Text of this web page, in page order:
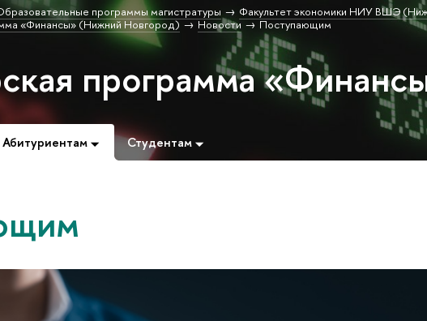
программы магистратуры
Факультет экономики НИУ ВШЭ
«Финансы» (Нижний Новгород) Новости Поступающим
программа
Абитуриентам Студентам